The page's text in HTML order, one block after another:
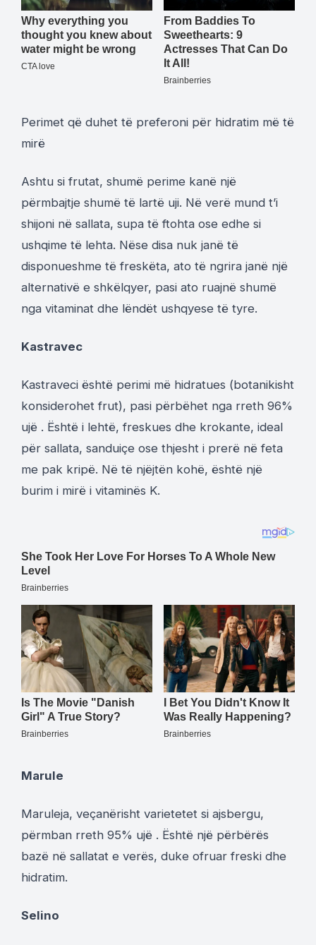
Perimet që duhet të preferoni për hidratim më të
mirë
Ashtu si frutat, shumë perime kanë një
përmbajtje shumë të lartë uji. Në verë mund t’i
shijoni në sallata, supa të ftohta ose edhe si
ushqime të lehta. Nëse disa nuk janë të
disponueshme të freskëta, ato të ngrira janë një
alternativë e shkëlqyer, pasi ato ruajnë shumë
nga vitaminat dhe lëndët ushqyese të tyre.
Kastravec
Kastraveci është perimi më hidratues (botanikisht
konsiderohet frut), pasi përbëhet nga rreth 96%
ujë . Është i lehtë, freskues dhe krokante, ideal
për sallata, sanduiçe ose thjesht i prerë në feta
me pak kripë. Në të njëjtën kohë, është një
burim i mirë i vitaminës K.
Marule
Maruleja, veçanërisht varietetet si ajsbergu,
përmban rreth 95% ujë . Është një përbërës
bazë në sallatat e verës, duke ofruar freski dhe
hidratim.
Selino